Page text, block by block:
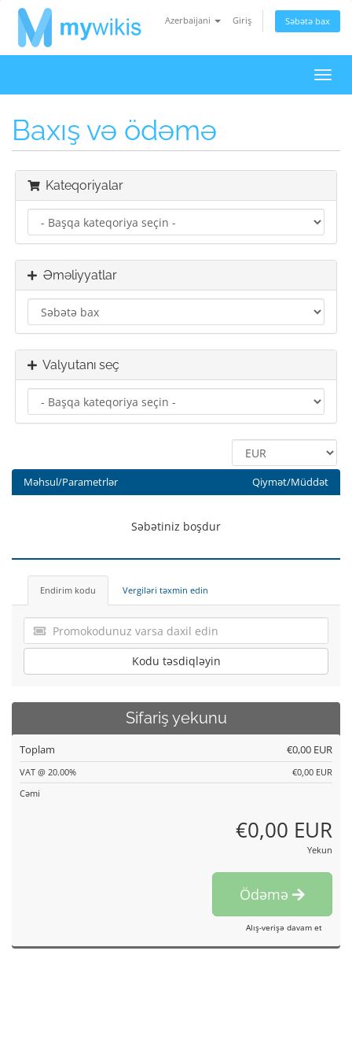
Azerbaijani Giriş Səbətə bax
keçid
Baxış və ödəmə
Kateqoriyalar
Əməliyyatlar
Valyutanı seç
Məhsul/Parametrlər Qiymət/Müddət
Səbətiniz boşdur
Endirim kodu Vergiləri təxmin edin
Kodu təsdiqləyin
Sifariş yekunu
Toplam €0,00 EUR
VAT @ 20.00%
€0,00 EUR
Cəmi
€0,00 EUR
Yekun
Ödəmə
Alış-verişə davam et